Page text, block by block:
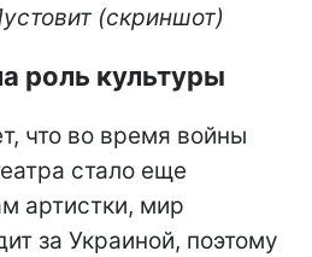
(скриншот)
роль культуры
что во время войны
стало еще
артистки, мир
за Украиной, поэтому